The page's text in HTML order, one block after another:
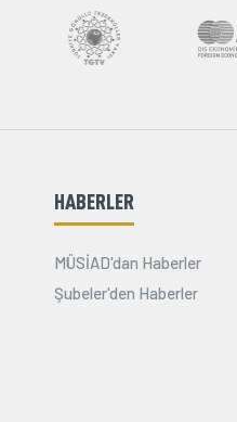
HABERLER
MÜSİAD'dan Haberler
Şubeler'den Haberler